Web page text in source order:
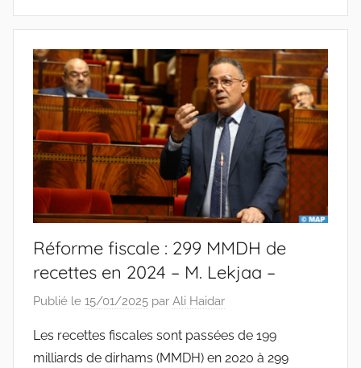
Réforme fiscale : 299 MMDH de
recettes en 2024 – M. Lekjaa –
Publié le 15/01/2025 par Ali Haidar
Les recettes fiscales sont passées de 199
milliards de dirhams (MMDH) en 2020 à 299